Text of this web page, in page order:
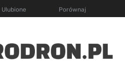
Ulubione Porównaj